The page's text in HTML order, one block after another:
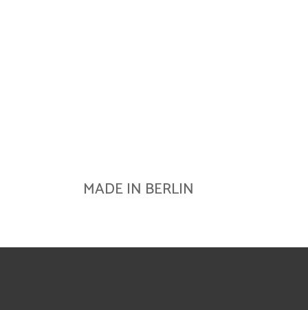
MADE IN BERLIN